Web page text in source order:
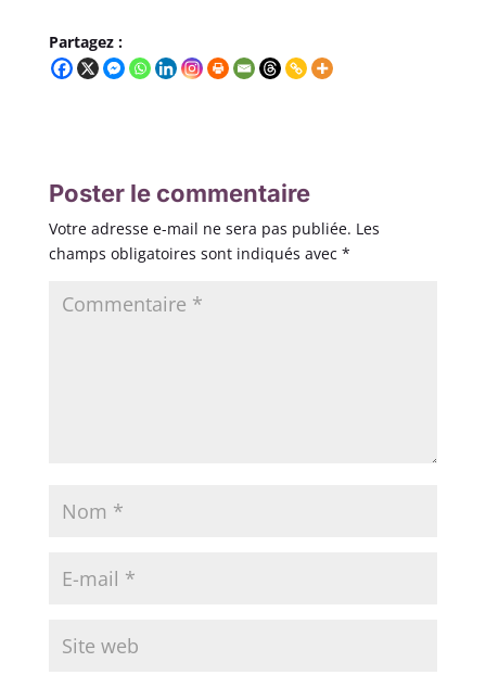
Partagez :
Poster le commentaire
Votre adresse e-mail ne sera pas publiée. Les
champs obligatoires sont indiqués avec *